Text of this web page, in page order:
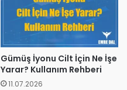
Gümüş İyonu Cilt İçin Ne İşe
Yarar? Kullanım Rehberi
11.07.2026